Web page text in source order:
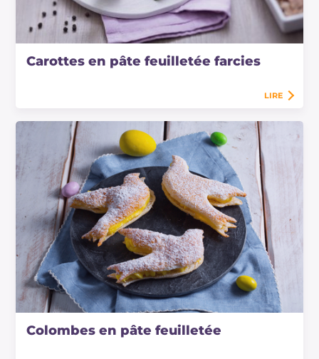
Carottes en pâte feuilletée farcies
LIRE
Colombes en pâte feuilletée